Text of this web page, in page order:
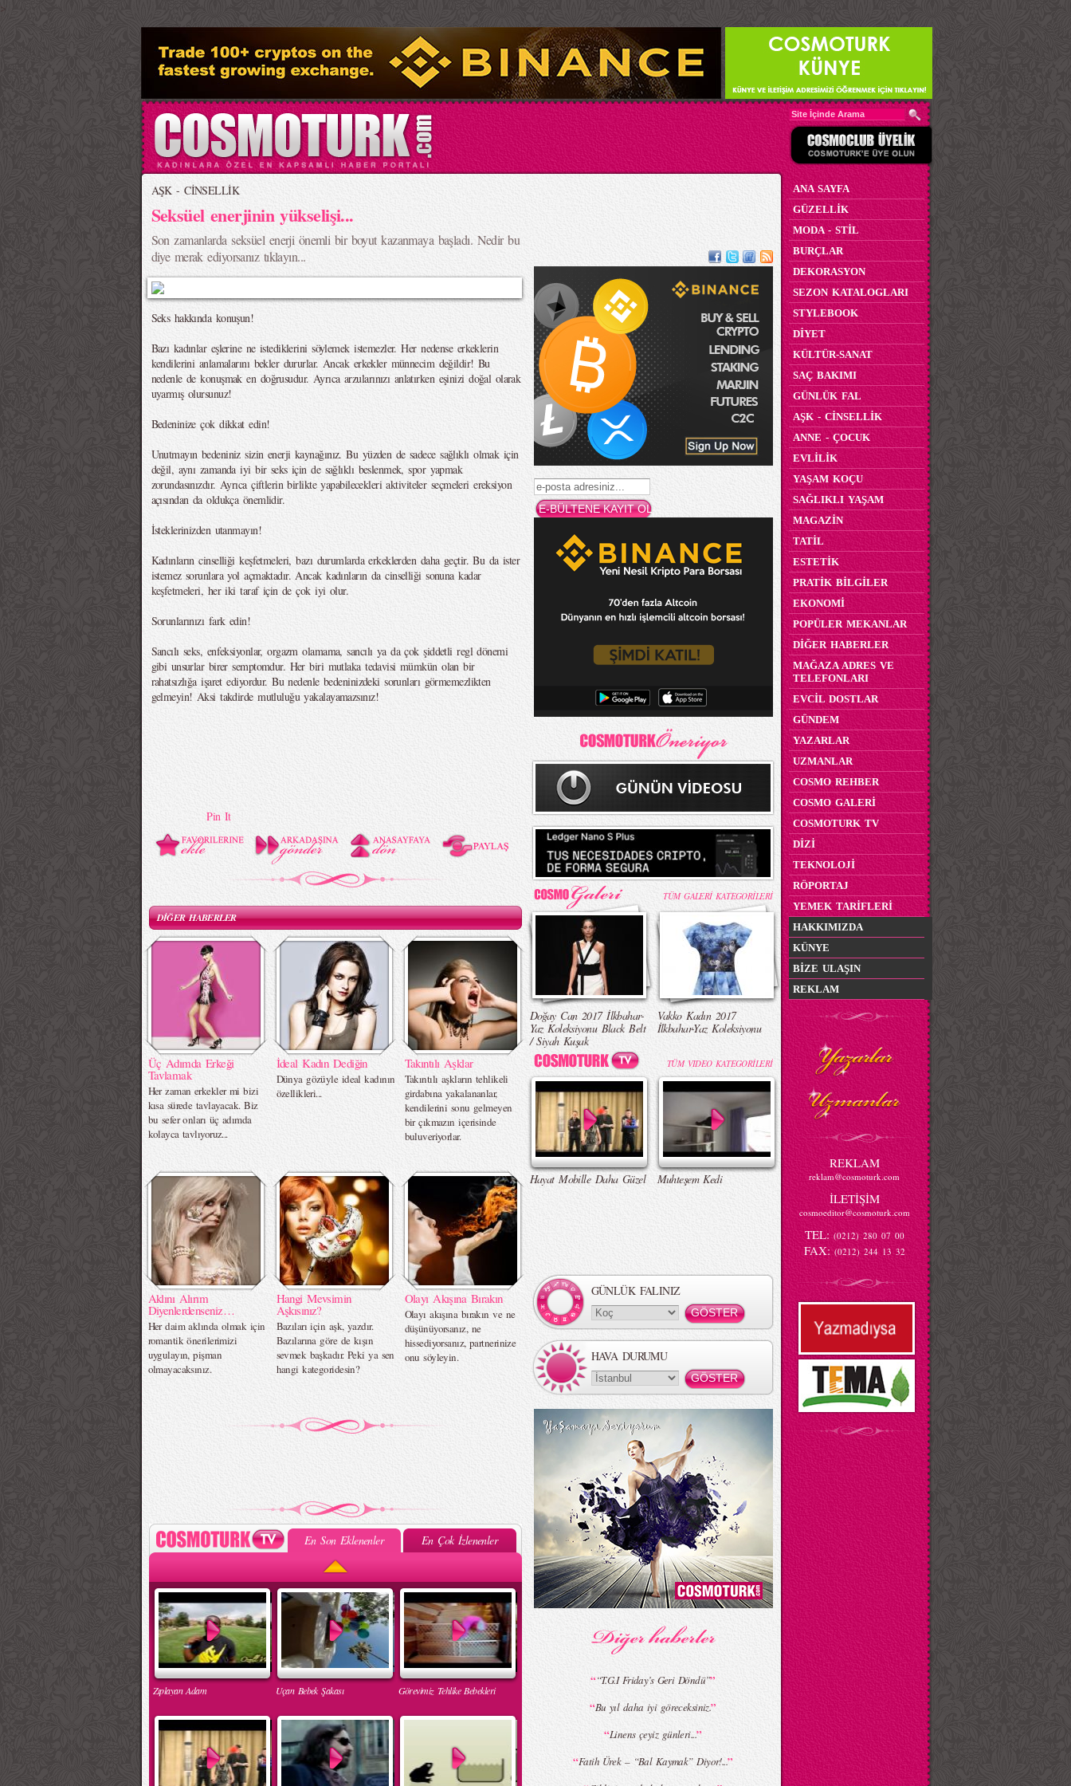
>
AŞK - CİNSELLİK
Seksüel enerjinin yükselişi...
Son zamanlarda seksüel enerji önemli bir boyut kazanmaya başladı. Nedir bu
diye merak ediyorsanız tıklayın...
Seks hakkında konuşun!
Bazı kadınlar eşlerine ne istediklerini söylemek istemezler. Her nedense erkeklerin
kendilerini anlamalarını bekler dururlar. Ancak erkekler münnecim değildir! Bu
nedenle de konuşmak en doğrusudur. Ayrıca arzularınızı anlatırken eşinizi doğal olarak
uyarmış olursunuz!
Bedeninize çok dikkat edin!
Unutmayın bedeniniz sizin enerji kaynağınız. Bu yüzden de sadece sağlıklı olmak için
değil, aynı zamanda iyi bir seks için de sağlıklı beslenmek, spor yapmak
zorundasınızdır. Ayrıca çiftlerin birlikte yapabilecekleri aktiviteler seçmeleri ereksiyon
açısından da oldukça önemlidir.
İsteklerinizden utanmayın!
Kadınların cinselliği keşfetmeleri, bazı durumlarda erkeklerden daha geçtir. Bu da ister
istemez sorunlara yol açmaktadır. Ancak kadınların da cinselliği sonuna kadar
keşfetmeleri, her iki taraf için de çok iyi olur.
Sorunlarınızı fark edin!
Sancılı seks, enfeksiyonlar, orgazm olamama, sancılı ya da çok şiddetli regl dönemi
gibi unsurlar birer semptomdur. Her biri mutlaka tedavisi mümkün olan bir
rahatsızlığa işaret ediyordur. Bu nedenle bedeninizdeki sorunları görmemezlikten
gelmeyin! Aksi takdirde mutluluğu yakalayamazsınız!
Pin It
DİĞER HABERLER
Üç Adımda Erkeği
Tavlamak
Her zaman erkekler mi bizi
kısa sürede tavlayacak. Biz
bu sefer onları üç adımda
kolayca tavlıyoruz...
İdeal Kadın Dediğin
Dünya gözüyle ideal kadının
özellikleri...
Takıntılı Aşklar
Takıntılı aşkların tehlikeli
girdabına yakalananlar,
kendilerini sonu gelmeyen
bir çıkmazın içerisinde
buluveriyorlar.
Aklını Alırım
Diyenlerdenseniz…
Her daim aklında olmak için
romantik önerilerimizi
uygulayın, pişman
olmayacaksınız.
Hangi Mevsimin
Aşkısınız?
Bazıları için aşk, yazdır.
Bazılarına göre de kışın
sevmek başkadır. Peki ya sen
hangi kategoridesin?
Olayı Akışına Bırakın
Olayı akışına bırakın ve ne
düşünüyorsanız, ne
hissediyorsanız, partnerinize
onu söyleyin.
En Son Eklenenler En Çok İzlenenler
Zıplayan Adam Uçan Bebek Şakası Görevimiz Tehlike Bebekleri
TÜM GALERİ KATEGORİLERİ
Doğay Can 2017 İlkbahar-
Yaz Koleksiyonu Black Belt
/ Siyah Kuşak
Vakko Kadın 2017
İlkbahar-Yaz Koleksiyonu
TÜM VIDEO KATEGORİLERİ
Hayat Mobille Daha Güzel Muhteşem Kedi
GÜNLÜK FALINIZ
HAVA DURUMU
““T.G.I Friday’s Geri Döndü””
“Bu yıl daha iyi göreceksiniz.”
“Linens çeyiz günleri...”
“Fatih Ürek – “Bal Kaymak” Diyor!...”
ANA SAYFA
GÜZELLİK
MODA - STİL
BURÇLAR
DEKORASYON
SEZON KATALOGLARI
STYLEBOOK
DİYET
KÜLTÜR-SANAT
SAÇ BAKIMI
GÜNLÜK FAL
AŞK - CİNSELLİK
ANNE - ÇOCUK
EVLİLİK
YAŞAM KOÇU
SAĞLIKLI YAŞAM
MAGAZİN
TATİL
ESTETİK
PRATİK BİLGİLER
EKONOMİ
POPÜLER MEKANLAR
DİĞER HABERLER
MAĞAZA ADRES VE
TELEFONLARI
EVCİL DOSTLAR
GÜNDEM
YAZARLAR
UZMANLAR
COSMO REHBER
COSMO GALERİ
COSMOTURK TV
DİZİ
TEKNOLOJİ
RÖPORTAJ
YEMEK TARİFLERİ
HAKKIMIZDA
KÜNYE
BİZE ULAŞIN
REKLAM
REKLAM
reklam@cosmoturk.com
İLETİŞİM
cosmoeditor@cosmoturk.com
TEL: (0212) 280 07 00
FAX: (0212) 244 13 32